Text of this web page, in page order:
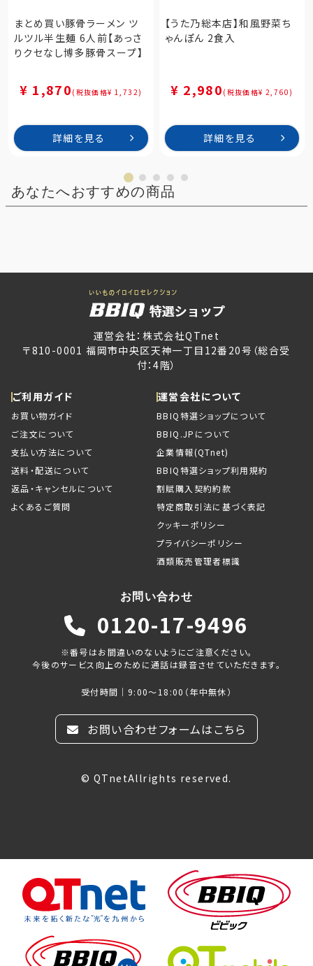
まとめ買い豚骨ラーメン ツ
ルツル半生麺 6人前【あっさ
りクセなし博多豚骨スープ】
¥ 1,870 (税抜価格¥ 1,732)
詳細を見る
【うた乃総本店】和風野菜ち
ゃんぽん 2食入
¥ 2,980 (税抜価格¥ 2,760)
詳細を見る
あなたへおすすめの商品
運営会社：株式会社QTnet
〒810-0001 福岡市中央区天神一丁目12番20号（総合受
付：4階）
ご利用ガイド
お買い物ガイド
ご注文について
支払い方法について
送料・配送について
返品・キャンセルについて
よくあるご質問
運営会社について
BBIQ特選ショップについて
BBIQ.JPについて
企業情報(QTnet)
BBIQ特選ショップ利用規約
割賦購入契約約款
特定商取引法に基づく表記
クッキーポリシー
プライバシーポリシー
酒類販売管理者標識
お問い合わせ
0120-17-9496
※番号はお間違いのないようにご注意ください。
今後のサービス向上のために通話は録音させていただきます。
受付時間｜9:00～18:00（年中無休）
お問い合わせフォームはこちら
© QTnetAllrights reserved.